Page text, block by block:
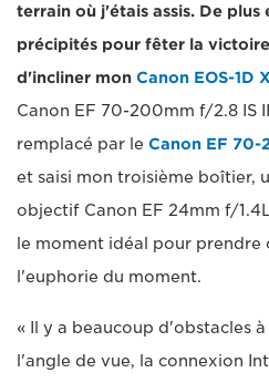
terrain où j'étais assis. De plus
précipités pour fêter la
d'incliner mon Canon EOS-1D X
Canon EF 70-200mm f/2.8 IS
remplacé par le Canon EF 70-
et saisi mon troisième boîtier,
objectif Canon EF 24mm f/
le moment idéal pour
l'euphorie du moment.
« Il y a beaucoup d'obstacles
l'angle de vue, la connexion